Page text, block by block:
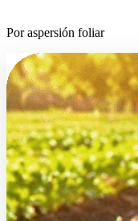
Por aspersión foliar